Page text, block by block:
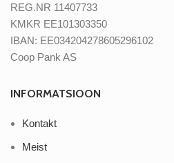
REG.NR 11407733
KMKR EE101303350
IBAN: EE034204278605296102
Coop Pank AS
INFORMATSIOON
Kontakt
Meist